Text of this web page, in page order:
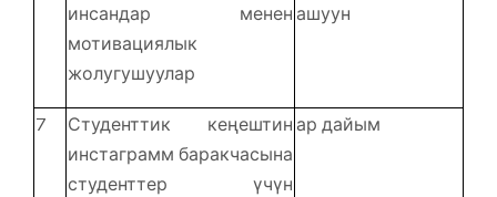
инсандар менен
мотивациялык
жолугушуулар
ашуун
7
Студенттик кеңештин
инстаграмм баракчасына
студенттер үчүн
ар дайым